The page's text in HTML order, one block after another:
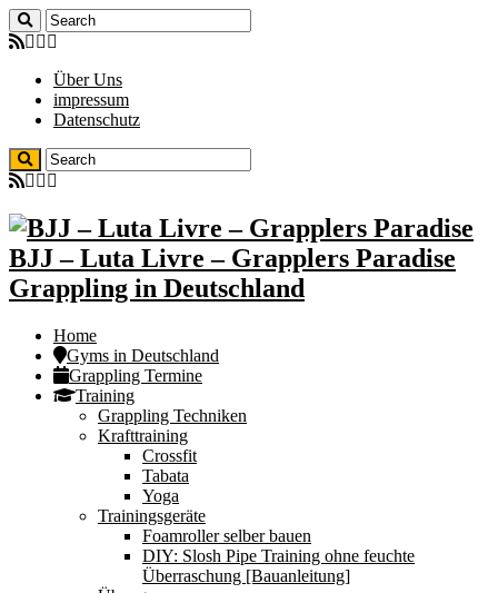
Über Uns
impressum
Datenschutz
BJJ – Luta Livre – Grapplers Paradise
Grappling in Deutschland
Home
Gyms in Deutschland
Grappling Termine
Training
Grappling Techniken
Krafttraining
Crossfit
Tabata
Yoga
Trainingsgeräte
Foamroller selber bauen
DIY: Slosh Pipe Training ohne feuchte
Überraschung [Bauanleitung]